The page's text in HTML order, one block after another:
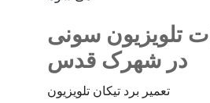
تلویزیون سونی
در شهرک قدس
تعمیر برد تیکان تلویزیون